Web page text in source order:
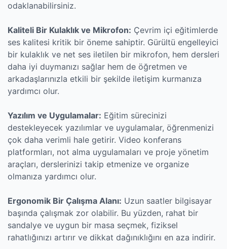
odaklanabilirsiniz.
Kaliteli Bir Kulaklık ve Mikrofon: Çevrim içi eğitimlerde
ses kalitesi kritik bir öneme sahiptir. Gürültü engelleyici
bir kulaklık ve net ses iletilen bir mikrofon, hem dersleri
daha iyi duymanızı sağlar hem de öğretmen ve
arkadaşlarınızla etkili bir şekilde iletişim kurmanıza
yardımcı olur.
Yazılım ve Uygulamalar: Eğitim sürecinizi
destekleyecek yazılımlar ve uygulamalar, öğrenmenizi
çok daha verimli hale getirir. Video konferans
platformları, not alma uygulamaları ve proje yönetim
araçları, derslerinizi takip etmenize ve organize
olmanıza yardımcı olur.
Ergonomik Bir Çalışma Alanı: Uzun saatler bilgisayar
başında çalışmak zor olabilir. Bu yüzden, rahat bir
sandalye ve uygun bir masa seçmek, fiziksel
rahatlığınızı artırır ve dikkat dağınıklığını en aza indirir.